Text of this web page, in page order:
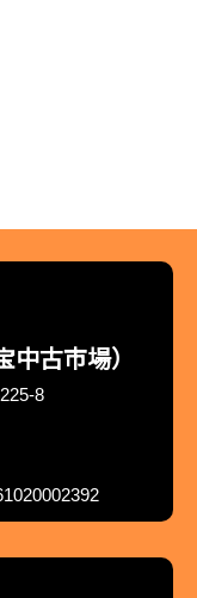
古市場）
8